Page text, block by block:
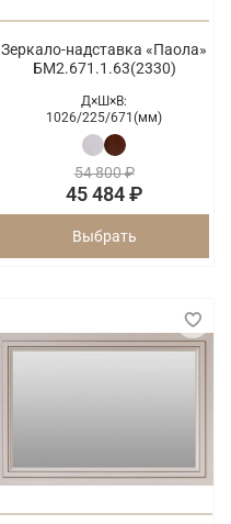
Зеркало-надставка «Паола»
БМ2.671.1.63(2330)
Д×Ш×В:
1026/225/671(мм)
54 800 ₽
45 484 ₽
Выбрать